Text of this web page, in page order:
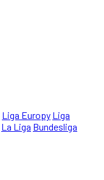
Liga Europy Liga
La Liga Bundesliga